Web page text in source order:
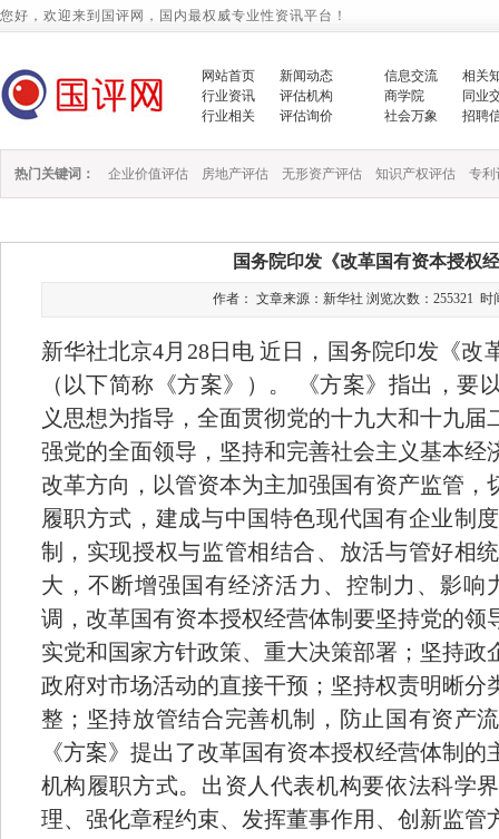
您好，欢迎来到国评网，国内最权威专业性资讯平台！
网站首页
新闻动态
行业资讯
评估机构
行业相关
评估询价
信息交流
相关
商学院
同业
社会万象
招聘
热门关键词： 企业价值评估 房地产评估 无形资产评估 知识产权评估 专利
国务院印发《改革国有资本授权
作者： 文章来源：新华社 浏览次数：255321 时
新华社北京4月28日电 近日，国务院印发《改
（以下简称《方案》）。 《方案》指出，要
义思想为指导，全面贯彻党的十九大和十九
强党的全面领导，坚持和完善社会主义基本经
改革方向，以管资本为主加强国有资产监管，
履职方式，建成与中国特色现代国有企业制
制，实现授权与监管相结合、放活与管好相
大，不断增强国有经济活力、控制力、影响
调，改革国有资本授权经营体制要坚持党的领
实党和国家方针政策、重大决策部署；坚持政
政府对市场活动的直接干预；坚持权责明晰分
整；坚持放管结合完善机制，防止国有资产
《方案》提出了改革国有资本授权经营体制
机构履职方式。出资人代表机构要依法科学
理、强化章程约束、发挥董事作用、创新监管